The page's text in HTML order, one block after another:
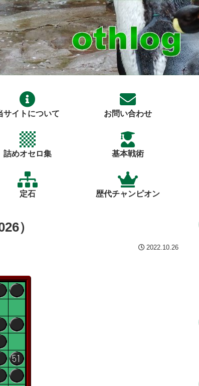
サイトについて お問い合わせ
詰めオセロ集 基本戦術
定石 歴代チャンピオン
）
2022.10.26